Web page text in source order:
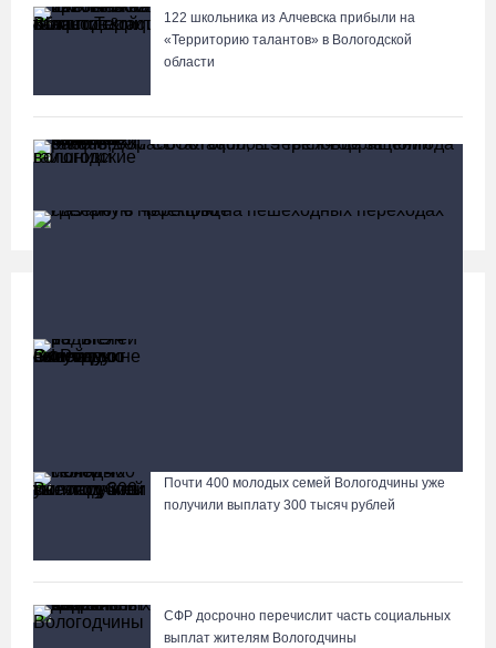
Лазерную проекцию на пешеходных переходах сделают в
122 школьника из Алчевска прибыли на
«Территорию талантов» в Вологодской
области
Семерых пьяных водителей и 34 без прав
Почти 400 молодых семей Вологодчины уже
получили выплату 300 тысяч рублей
СФР досрочно перечислит часть социальных
выплат жителям Вологодчины